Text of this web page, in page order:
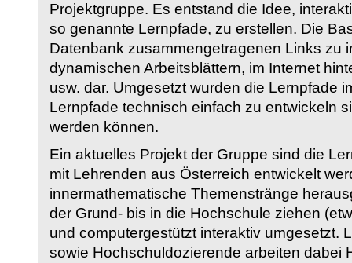
Projektgruppe. Es entstand die Idee,
so genannte Lernpfade, zu erstellen. Die
Datenbank zusammengetragenen Links zu
dynamischen Arbeitsblättern, im Internet
usw. dar. Umgesetzt wurden die Lernpfade
Lernpfade technisch einfach zu entwickeln
werden können.
Ein aktuelles Projekt der Gruppe sind die
mit Lehrenden aus Österreich entwickelt
innermathematische Themenstränge
der Grund- bis in die Hochschule ziehen
und computergestützt interaktiv umgesetzt.
sowie Hochschuldozierende arbeiten dabei